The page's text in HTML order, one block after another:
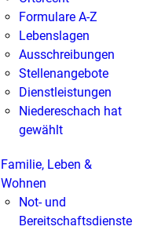
Formulare A-Z
Lebenslagen
Ausschreibungen
Stellenangebote
Dienstleistungen
Niedereschach hat
gewählt
Familie, Leben &
Wohnen
Not- und
Bereitschaftsdienste